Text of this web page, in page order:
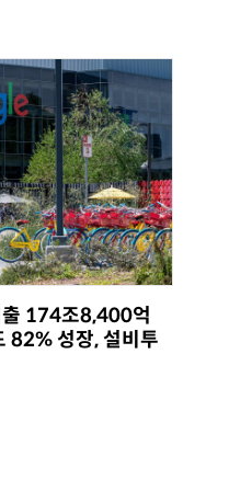
174조8,400억
성장, 설비투